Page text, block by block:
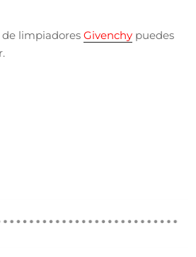
de limpiadores Givenchy puedes